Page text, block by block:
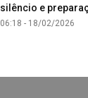
silêncio e
06:18 - 18/02/2026